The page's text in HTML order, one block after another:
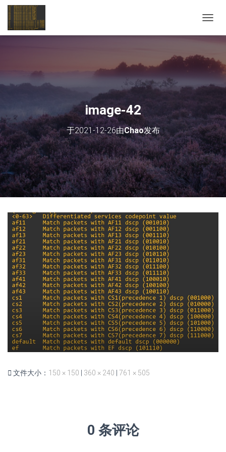
换
image-42
于2021-12-26由Chao发布
文件大小： 150 × 150 360 × 240 761 × 505
0 条评论